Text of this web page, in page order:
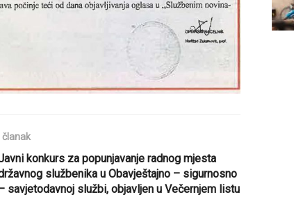
članak
konkurs za popunjavanje radnog mjesta
službenika u Obavještajno – sigurnosno
savjetodavnoj službi, objavljen u Večernjem listu